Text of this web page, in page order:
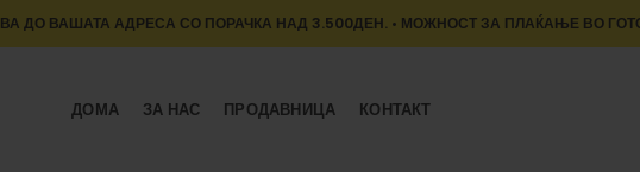
ДОМА ЗА НАС ПРОДАВНИЦА КОНТАКТ
ДО ВАШАТА АДРЕСА СО ПОРАЧКА НАД 3.500ДЕН. • МОЖНОСТ ЗА ПЛАЌАЊЕ ВО